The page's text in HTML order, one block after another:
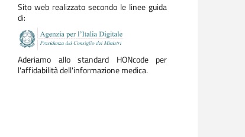
Sito web realizzato secondo le linee guida
di:
Aderiamo allo standard HONcode per
l'affidabilità dell'informazione medica.